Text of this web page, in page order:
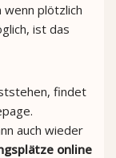
wenn plötzlich
ist das
findet
auch wieder
online